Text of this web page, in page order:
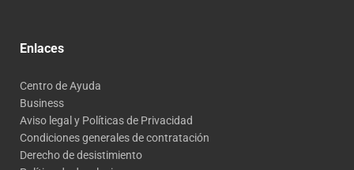
Enlaces
Centro de Ayuda
Business
Aviso legal y Políticas de Privacidad
Condiciones generales de contratación
Derecho de desistimiento